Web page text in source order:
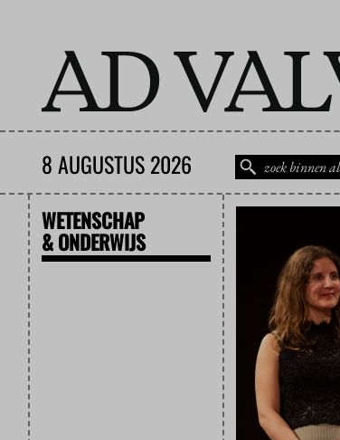
8 AUGUSTUS 2026
WETENSCHAP
& ONDERWIJS